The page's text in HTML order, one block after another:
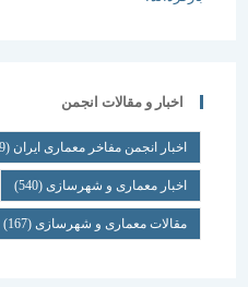
اخبار و مقالات انجمن
اخبار انجمن مفاخر معماری ایران(579)
اخبار معماری و شهرسازی(540)
مقالات معماری و شهرسازی(167)